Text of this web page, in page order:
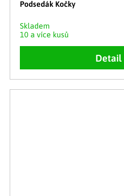
Podsedák Kočky
Skladem
10 a více kusů
Detail